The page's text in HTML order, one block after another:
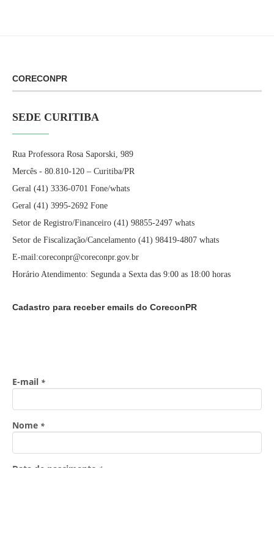
CORECONPR
SEDE CURITIBA
Rua Professora Rosa Saporski, 989
Mercês - 80.810-120 – Curitiba/PR
Geral (41) 3336-0701 Fone/whats
Geral (41) 3995-2692 Fone
Setor de Registro/Financeiro (41) 98855-2497 whats
Setor de Fiscalização/Cancelamento (41) 98419-4807 whats
E-mail:coreconpr@coreconpr.gov.br
Horário Atendimento: Segunda a Sexta das 9:00 as 18:00 horas
Cadastro para receber emails do CoreconPR